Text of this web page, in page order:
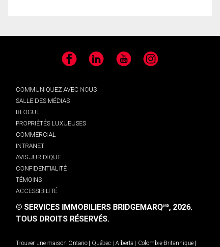
Facebook LinkedIn YouTube Instagram
COMMUNIQUEZ AVEC NOUS
SALLE DES MÉDIAS
BLOGUE
PROPRIÉTÉS LUXUEUSES
COMMERCIAL
INTRANET
AVIS JURIDIQUE
CONFIDENTIALITÉ
TÉMOINS
ACCESSIBILITÉ
© SERVICES IMMOBILIERS BRIDGEMARQMD, 2026.
TOUS DROITS RÉSERVÉS.
Trouver une maison Ontario | Québec | Alberta | Colombie-Britannique |